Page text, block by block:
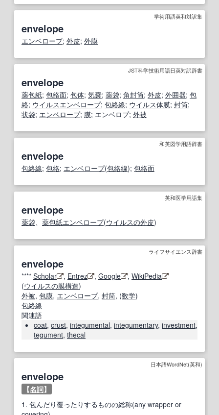
学術用語英和対訳集
envelope
エンベロープ; 外皮; 外膜
JST科学技術用語日英対訳辞書
envelope
薬包紙; 包絡面; 包体; 気嚢; 薬袋; 角封筒; 外皮; 外囲器; 包
絡; ウイルスエンベロープ; 包絡線; ウイルス体膜; 封筒;
状袋; エンベロープ; 膜; エンベロプ; 外被
和英図学用語辞書
envelope
包絡線; 包絡; エンベロープ(包絡線); 包絡面
英和医学用語集
envelope
薬袋 薬包紙エンベロープ(ウイルスの外皮)
ライフサイエンス辞書
envelope
**** Scholar , Entrez , Google , WikiPedia
(ウイルスの膜構造)
外被, 包膜, エンベロープ, 封筒, (数学)
包絡線
関連語
coat, crust, integumental, integumentary, investment,
tegument, thecal
日本語WordNet(英和)
envelope
【名詞】
1. 包んだり覆ったりするものの総称(any wrapper or